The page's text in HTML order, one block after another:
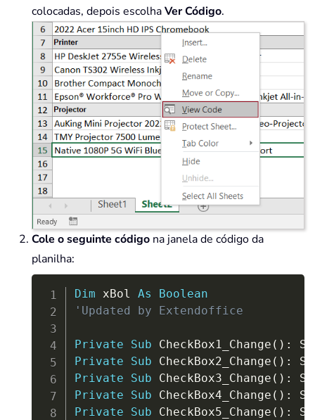
colocadas, depois escolhaVer Código.
Cole o seguinte código na janela de código da
planilha:
Dim xBol As
Boolean
'Updated by Extendoffice
Private Sub CheckBox1_Change ( ) :
Private
Sub CheckBox2_Change ( ) :
Private
Sub CheckBox3_Change ( ) :
Private
Sub CheckBox4_Change ( ) :
Private
Sub CheckBox5_Change ( ) :